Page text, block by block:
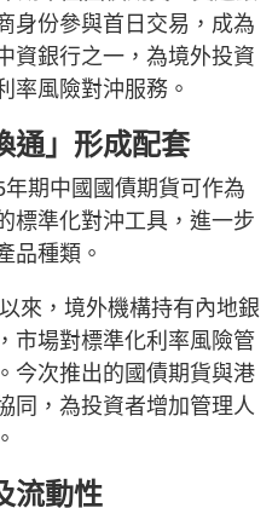
身份參與首日交易，成為
資銀行之一，為境外投資
率風險對沖服務。
通」形成配套
期中國國債期貨可作為
標準化對沖工具，進一步
品種類。
來，境外機構持有內地銀
市場對標準化利率風險管
今次推出的國債期貨與港
同，為投資者增加管理人
流動性